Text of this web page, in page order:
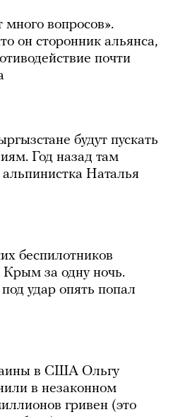
вопросов».
он сторонник альянса,
почти
будут пускать
Год назад там
Наталья
беспилотников
Крым за одну ночь.
удар опять попал
в США Ольгу
в незаконном
гривен (это